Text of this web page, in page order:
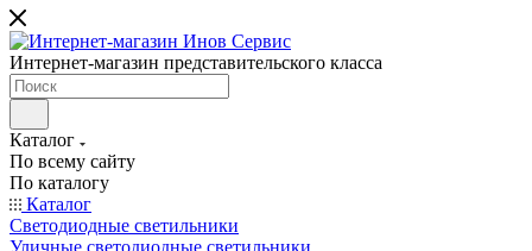
Интернет-магазин представительского класса
Каталог
По всему сайту
По каталогу
Каталог
Светодиодные светильники
Уличные светодиодные светильники